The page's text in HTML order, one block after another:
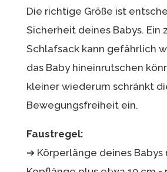
Die richtige Größe ist
Sicherheit deines Babys. Ein
Schlafsack kann gefährlich
das Baby hineinrutschen
kleiner wiederum schränkt
Bewegungsfreiheit ein.
Faustregel:
➔ Körperlänge deines Babys